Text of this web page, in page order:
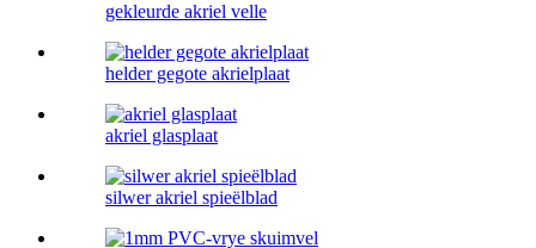
gekleurde akriel velle
helder gegote akrielplaat
akriel glasplaat
silwer akriel spieëlblad